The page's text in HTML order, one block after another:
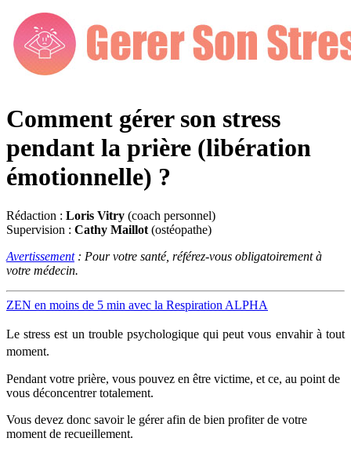
Comment gérer son stress
pendant la prière (libération
émotionnelle) ?
Rédaction : Loris Vitry (coach personnel)
Supervision : Cathy Maillot (ostéopathe)
Avertissement: Pour votre santé, référez-vous obligatoirement à
votre médecin.
ZEN en moins de 5 min avec la Respiration ALPHA
Le stress est un trouble psychologique qui peut vous envahir à tout
moment.
Pendant votre prière, vous pouvez en être victime, et ce, au point de
vous déconcentrer totalement.
Vous devez donc savoir le gérer afin de bien profiter de votre
moment de recueillement.